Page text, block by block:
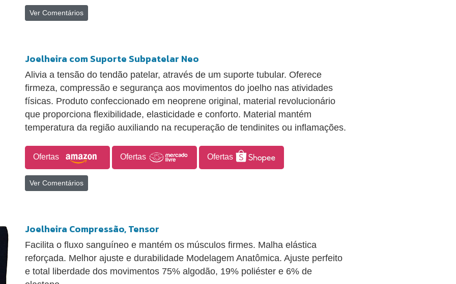
Ver Comentários
Joelheira com Suporte Subpatelar Neo
Alivia a tensão do tendão patelar, através de um suporte tubular. Oferece
firmeza, compressão e segurança aos movimentos do joelho nas atividades
físicas. Produto confeccionado em neoprene original, material revolucionário
que proporciona flexibilidade, elasticidade e conforto. Material mantém
temperatura da região auxiliando na recuperação de tendinites ou inflamações.
Ofertas Ofertas Ofertas
Ver Comentários
Joelheira Compressão, Tensor
Facilita o fluxo sanguíneo e mantém os músculos firmes. Malha elástica
reforçada. Melhor ajuste e durabilidade Modelagem Anatômica. Ajuste perfeito
e total liberdade dos movimentos 75% algodão, 19% poliéster e 6% de